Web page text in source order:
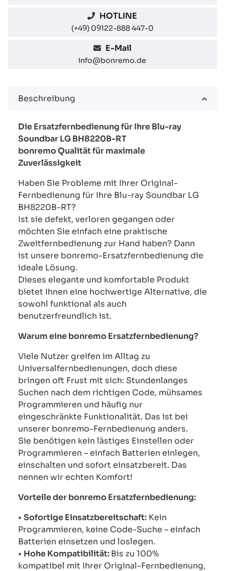
HOTLINE
(+49) 09122-888 447-0
E-Mail
info@bonremo.de
Beschreibung
Die Ersatzfernbedienung für Ihre Blu-ray
Soundbar LG BH8220B-RT
bonremo Qualität für maximale
Zuverlässigkeit
Haben Sie Probleme mit Ihrer Original-
Fernbedienung für Ihre Blu-ray Soundbar LG
BH8220B-RT?
Ist sie defekt, verloren gegangen oder
möchten Sie einfach eine praktische
Zweitfernbedienung zur Hand haben? Dann
ist unsere bonremo-Ersatzfernbedienung die
ideale Lösung.
Dieses elegante und komfortable Produkt
bietet Ihnen eine hochwertige Alternative, die
sowohl funktional als auch
benutzerfreundlich ist.
Warum eine bonremo Ersatzfernbedienung?
Viele Nutzer greifen im Alltag zu
Universalfernbedienungen, doch diese
bringen oft Frust mit sich: Stundenlanges
Suchen nach dem richtigen Code, mühsames
Programmieren und häufig nur
eingeschränkte Funktionalität. Das ist bei
unserer bonremo-Fernbedienung anders.
Sie benötigen kein lästiges Einstellen oder
Programmieren – einfach Batterien einlegen,
einschalten und sofort einsatzbereit. Das
nennen wir echten Komfort!
Vorteile der bonremo Ersatzfernbedienung:
• Sofortige Einsatzbereitschaft: Kein
Programmieren, keine Code-Suche – einfach
Batterien einsetzen und loslegen.
• Hohe Kompatibilität:Bis zu 100%
kompatibel mit Ihrer Original-Fernbedienung,